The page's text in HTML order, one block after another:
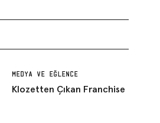
MEDYA VE EĞLENCE
Klozetten Çıkan Franchise